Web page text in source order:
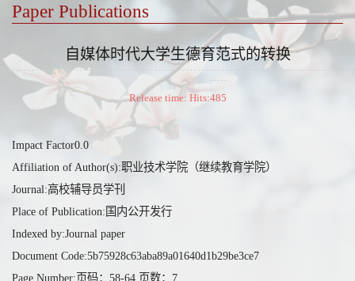
Paper Publications
自媒体时代大学生德育范式的转换
Release time: Hits:485
Impact Factor0.0
Affiliation of Author(s):职业技术学院（继续教育学院）
Journal:高校辅导员学刊
Place of Publication:国内公开发行
Indexed by:Journal paper
Document Code:5b75928c63aba89a01640d1b29be3ce7
Page Number:页码：58-64 页数：7